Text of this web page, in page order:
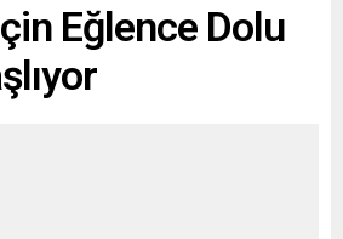
Eğlence Dolu